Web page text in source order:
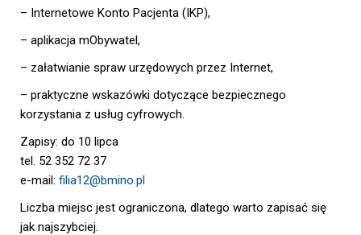
– Internetowe Konto Pacjenta (IKP),
– aplikacja mObywatel,
– załatwianie spraw urzędowych przez Internet,
– praktyczne wskazówki dotyczące bezpiecznego
korzystania z usług cyfrowych.
Zapisy: do 10 lipca
tel. 52 352 72 37
e-mail: filia12@bmino.pl
Liczba miejsc jest ograniczona, dlatego warto zapisać się
jak najszybciej.